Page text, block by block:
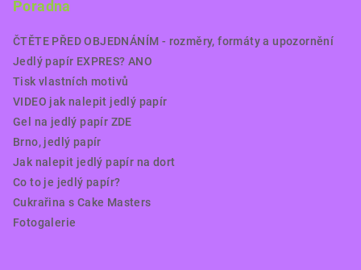
Poradna
ČTĚTE PŘED OBJEDNÁNÍM - rozměry, formáty a upozornění
Jedlý papír EXPRES? ANO
Tisk vlastních motivů
VIDEO jak nalepit jedlý papír
Gel na jedlý papír ZDE
Brno, jedlý papír
Jak nalepit jedlý papír na dort
Co to je jedlý papír?
Cukrařina s Cake Masters
Fotogalerie